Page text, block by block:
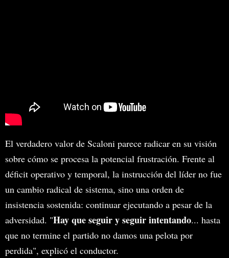
El verdadero valor de Scaloni parece radicar en su visión
sobre cómo se procesa la potencial frustración. Frente al
déficit operativo y temporal, la instrucción del líder no fue
un cambio radical de sistema, sino una orden de
insistencia sostenida: continuar ejecutando a pesar de la
adversidad. "Hay que seguir y seguir intentando... hasta
que no termine el partido no damos una pelota por
perdida", explicó el conductor.